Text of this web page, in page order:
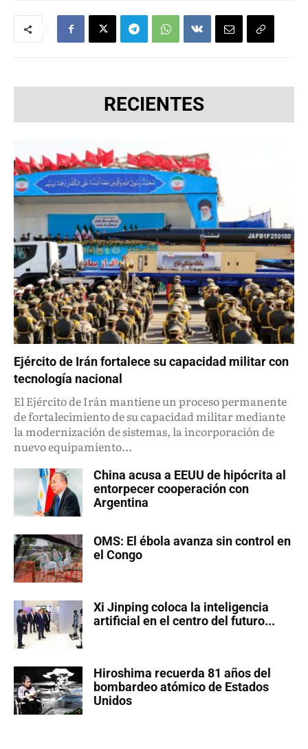
RECIENTES
Ejército de Irán fortalece su capacidad militar con
tecnología nacional
El Ejército de Irán mantiene un proceso permanente
de fortalecimiento de su capacidad militar mediante
la modernización de sistemas, la incorporación de
nuevo equipamiento...
China acusa a EEUU de hipócrita al
entorpecer cooperación con
Argentina
OMS: El ébola avanza sin control en
el Congo
Xi Jinping coloca la inteligencia
artificial en el centro del futuro...
Hiroshima recuerda 81 años del
bombardeo atómico de Estados
Unidos